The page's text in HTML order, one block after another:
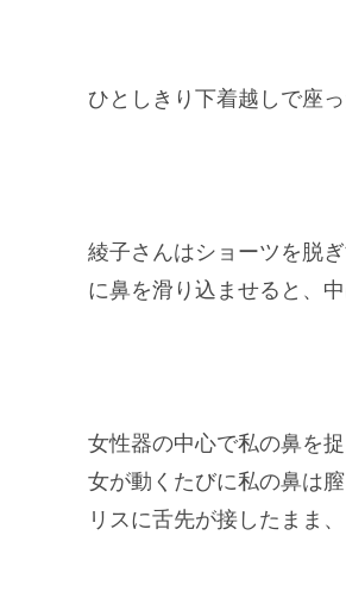
ひとしきり下着越しで座
綾子さんはショーツを脱
に鼻を滑り込ませると、
女性器の中心で私の鼻を
女が動くたびに私の鼻は
リスに舌先が接したまま